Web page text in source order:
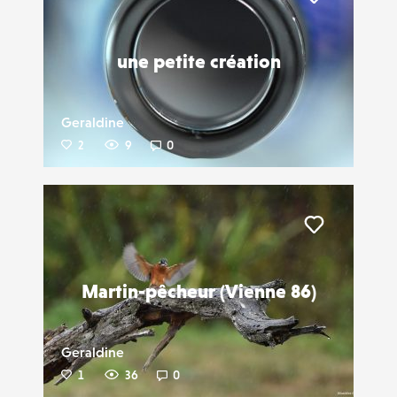
une petite création
Geraldine
2 9 0
Martin-pêcheur (Vienne 86)
Geraldine
1 36 0